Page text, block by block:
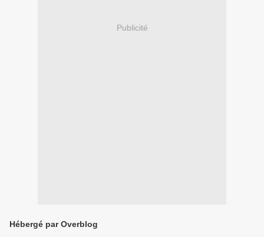
Publicité
Hébergé par Overblog